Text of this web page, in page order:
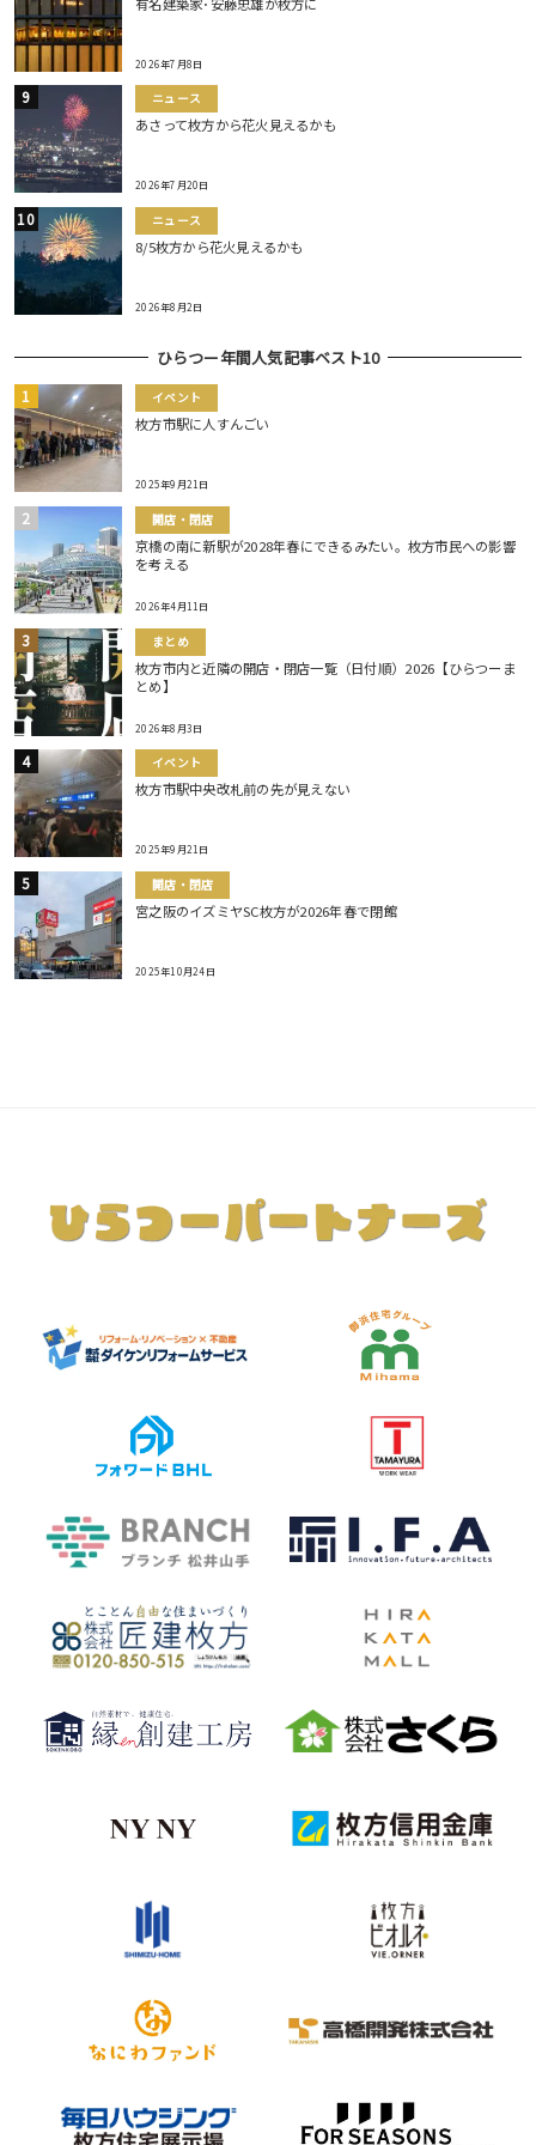
2026年7月8日
ニュース
あさって枚方から花火見えるかも
2026年7月20日
ニュース
8/5枚方から花火見えるかも
2026年8月2日
ひらつー年間人気記事ベスト10
イベント
枚方市駅に人すんごい
2025年9月21日
開店・閉店
京橋の南に新駅が2028年春にできるみたい。枚方市民への影響
を考える
2026年4月11日
まとめ
枚方市内と近隣の開店・閉店一覧（日付順）2026【ひらつーま
とめ】
2026年8月3日
イベント
枚方市駅中央改札前の先が見えない
2025年9月21日
開店・閉店
宮之阪のイズミヤSC枚方が2026年春で閉館
2025年10月24日